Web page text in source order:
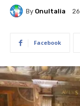
By OnuItalia
Facebook